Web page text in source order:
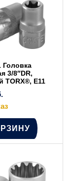
Головка
3/8″DR,
TORX®, Е11